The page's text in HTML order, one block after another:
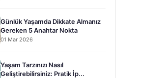
Günlük Yaşamda Dikkate Almanız
Gereken 5 Anahtar Nokta
01 Mar 2026
Yaşam Tarzınızı Nasıl
Geliştirebilirsiniz: Pratik İp...